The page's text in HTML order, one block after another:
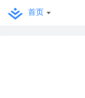
首页